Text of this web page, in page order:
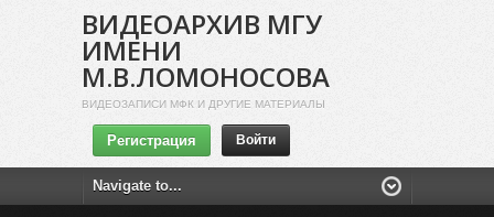
ВИДЕОАРХИВ МГУ
ИМЕНИ
М.В.ЛОМОНОСОВА
ВИДЕОЗАПИСИ МФК И ДРУГИЕ МАТЕРИАЛЫ
Регистрация Войти